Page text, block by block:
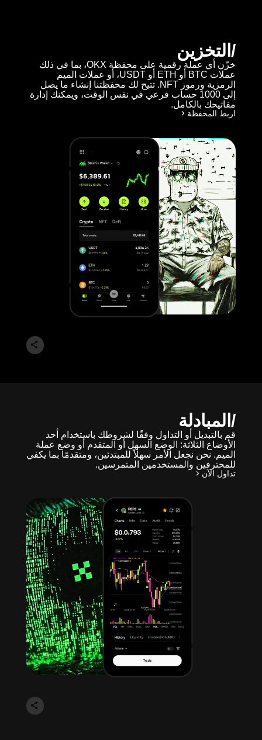
التخزين
خزّن أي عملة رقمية على محفظة OKX، بما في ذلك
عملات BTC أو ETH أو USDT، أو عملات الميم
الرمزية ورموز NFT. تتيح لك محفظتنا إنشاء ما يصل
إلى 1000 حساب فرعي في نفس الوقت، ويمكنك إدارة
مفاتيحك بالكامل.
اربط المحفظة
المبادلة
قم بالتبديل أو التداول وفقًا لشروطك باستخدام أحد
الأوضاع الثلاثة: الوضع السهل أو المتقدم أو وضع عملة
الميم. نحن نجعل الأمر سهلاً للمبتدئين، ومتقدمًا بما يكفي
للمحترفين والمستخدمين المتمرسين.
تداول الآن